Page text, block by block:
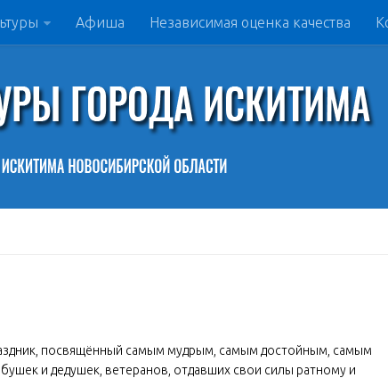
Афиша Независимая оценка качества
посвящённый самым мудрым, самым достойным, самым
и дедушек, ветеранов, отдавших свои силы ратному и